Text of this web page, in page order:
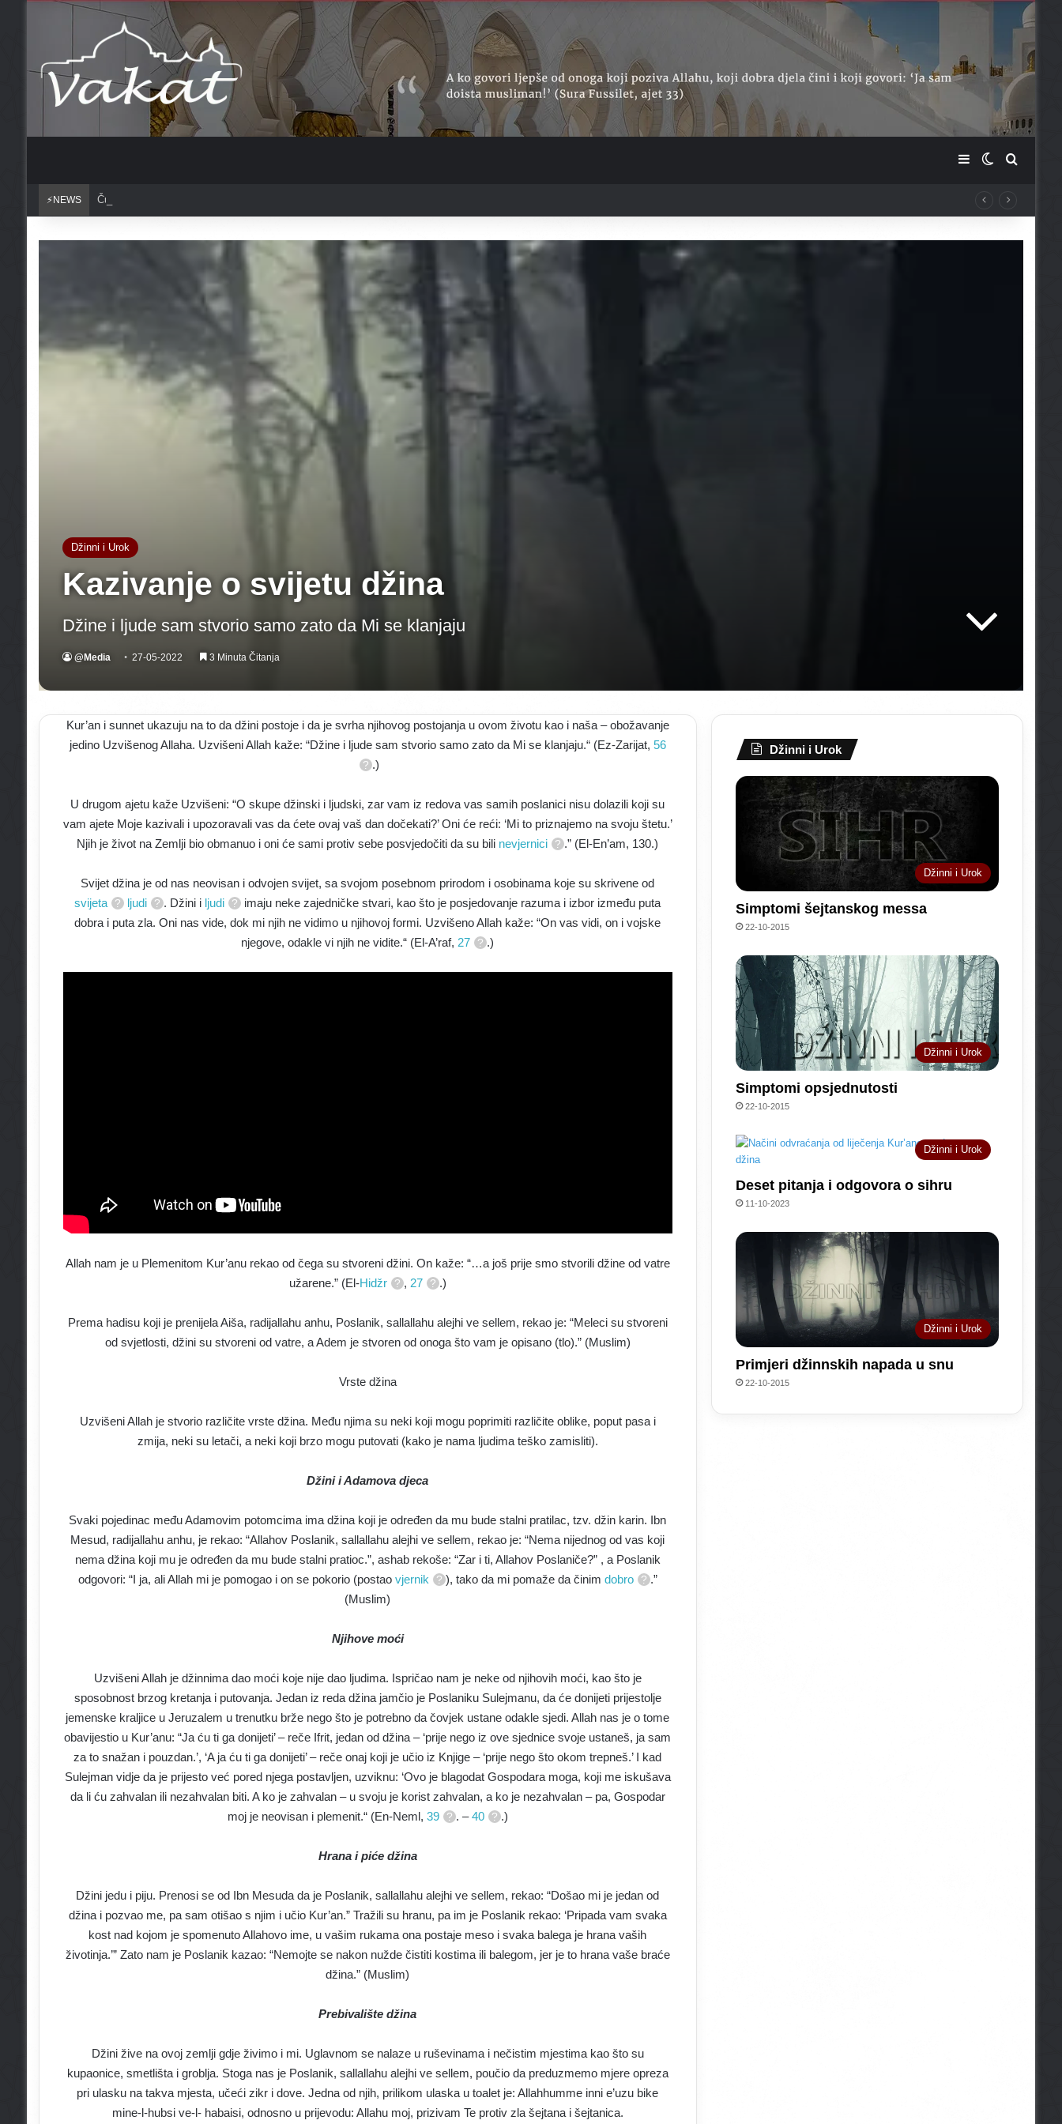
SidebarSwitch skin
⚡NEWS Čuvajte se griješenja u mjesecu redžebu?
Džinni i Urok
Kazivanje o svijetu džina
Džine i ljude sam stvorio samo zato da Mi se klanjaju
@Media 27-05-2022 3 Minuta Čitanja
Kur’an i sunnet ukazuju na to da džini postoje i da je svrha njihovog postojanja u ovom životu kao i naša – obožavanje
jedino Uzvišenog Allaha. Uzvišeni Allah kaže: “Džine i ljude sam stvorio samo zato da Mi se klanjaju.“ (Ez-Zarijat, 56
.)
U drugom ajetu kaže Uzvišeni: “O skupe džinski i ljudski, zar vam iz redova vas samih poslanici nisu dolazili koji su
vam ajete Moje kazivali i upozoravali vas da ćete ovaj vaš dan dočekati?’ Oni će reći: ‘Mi to priznajemo na svoju štetu.’
Njih je život na Zemlji bio obmanuo i oni će sami protiv sebe posvjedočiti da su bili nevjernici .” (El-En’am, 130.)
Svijet džina je od nas neovisan i odvojen svijet, sa svojom posebnom prirodom i osobinama koje su skrivene od
svijeta
ljudi . Džini i ljudi
imaju neke zajedničke stvari, kao što je posjedovanje razuma i izbor između puta
dobra i puta zla. Oni nas vide, dok mi njih ne vidimo u njihovoj formi. Uzvišeno Allah kaže: “On vas vidi, on i vojske
njegove, odakle vi njih ne vidite.“ (El-A’raf, 27 .)
Allah nam je u Plemenitom Kur’anu rekao od čega su stvoreni džini. On kaže: “…a još prije smo stvorili džine od vatre
užarene.” (El-Hidžr , 27 .)
Prema hadisu koji je prenijela Aiša, radijallahu anhu, Poslanik, sallallahu alejhi ve sellem, rekao je: “Meleci su stvoreni
od svjetlosti, džini su stvoreni od vatre, a Adem je stvoren od onoga što vam je opisano (tlo).” (Muslim)
Vrste džina
Uzvišeni Allah je stvorio različite vrste džina. Među njima su neki koji mogu poprimiti različite oblike, poput pasa i
zmija, neki su letači, a neki koji brzo mogu putovati (kako je nama ljudima teško zamisliti).
Džini i Adamova djeca
Svaki pojedinac među Adamovim potomcima ima džina koji je određen da mu bude stalni pratilac, tzv. džin karin. Ibn
Mesud, radijallahu anhu, je rekao: “Allahov Poslanik, sallallahu alejhi ve sellem, rekao je: “Nema nijednog od vas koji
nema džina koji mu je određen da mu bude stalni pratioc.”, ashab rekoše: “Zar i ti, Allahov Poslaniče?” , a Poslanik
odgovori: “I ja, ali Allah mi je pomogao i on se pokorio (postao vjernik ), tako da mi pomaže da činim dobro
.”
(Muslim)
Njihove moći
Uzvišeni Allah je džinnima dao moći koje nije dao ljudima. Ispričao nam je neke od njihovih moći, kao što je
sposobnost brzog kretanja i putovanja. Jedan iz reda džina jamčio je Poslaniku Sulejmanu, da će donijeti prijestolje
jemenske kraljice u Jeruzalem u trenutku brže nego što je potrebno da čovjek ustane odakle sjedi. Allah nas je o tome
obavijestio u Kur’anu: “Ja ću ti ga donijeti’ – reče Ifrit, jedan od džina – ‘prije nego iz ove sjednice svoje ustaneš, ja sam
za to snažan i pouzdan.’, ‘A ja ću ti ga donijeti’ – reče onaj koji je učio iz Knjige – ‘prije nego što okom trepneš.’ I kad
Sulejman vidje da je prijesto već pored njega postavljen, uzviknu: ‘Ovo je blagodat Gospodara moga, koji me iskušava
da li ću zahvalan ili nezahvalan biti. A ko je zahvalan – u svoju je korist zahvalan, a ko je nezahvalan – pa, Gospodar
moj je neovisan i plemenit.“ (En-Neml, 39 . –40 .)
Hrana i piće džina
Džini jedu i piju. Prenosi se od Ibn Mesuda da je Poslanik, sallallahu alejhi ve sellem, rekao: “Došao mi je jedan od
džina i pozvao me, pa sam otišao s njim i učio Kur’an.” Tražili su hranu, pa im je Poslanik rekao: ‘Pripada vam svaka
kost nad kojom je spomenuto Allahovo ime, u vašim rukama ona postaje meso i svaka balega je hrana vaših
životinja.’” Zato nam je Poslanik kazao: “Nemojte se nakon nužde čistiti kostima ili balegom, jer je to hrana vaše braće
džina.” (Muslim)
Prebivalište džina
Džini žive na ovoj zemlji gdje živimo i mi. Uglavnom se nalaze u ruševinama i nečistim mjestima kao što su
kupaonice, smetlišta i groblja. Stoga nas je Poslanik, sallallahu alejhi ve sellem, poučio da preduzmemo mjere opreza
pri ulasku na takva mjesta, učeći zikr i dove. Jedna od njih, prilikom ulaska u toalet je: Allahhumme inni e’uzu bike
mine-l-hubsi ve-l- habaisi, odnosno u prijevodu: Allahu moj, prizivam Te protiv zla šejtana i šejtanica.
Džinni i Urok
Džinni i Urok
Simptomi šejtanskog messa
22-10-2015
Džinni i Urok
Simptomi opsjednutosti
22-10-2015
Džinni i Urok
Deset pitanja i odgovora o sihru
11-10-2023
Džinni i Urok
Primjeri džinnskih napada u snu
22-10-2015